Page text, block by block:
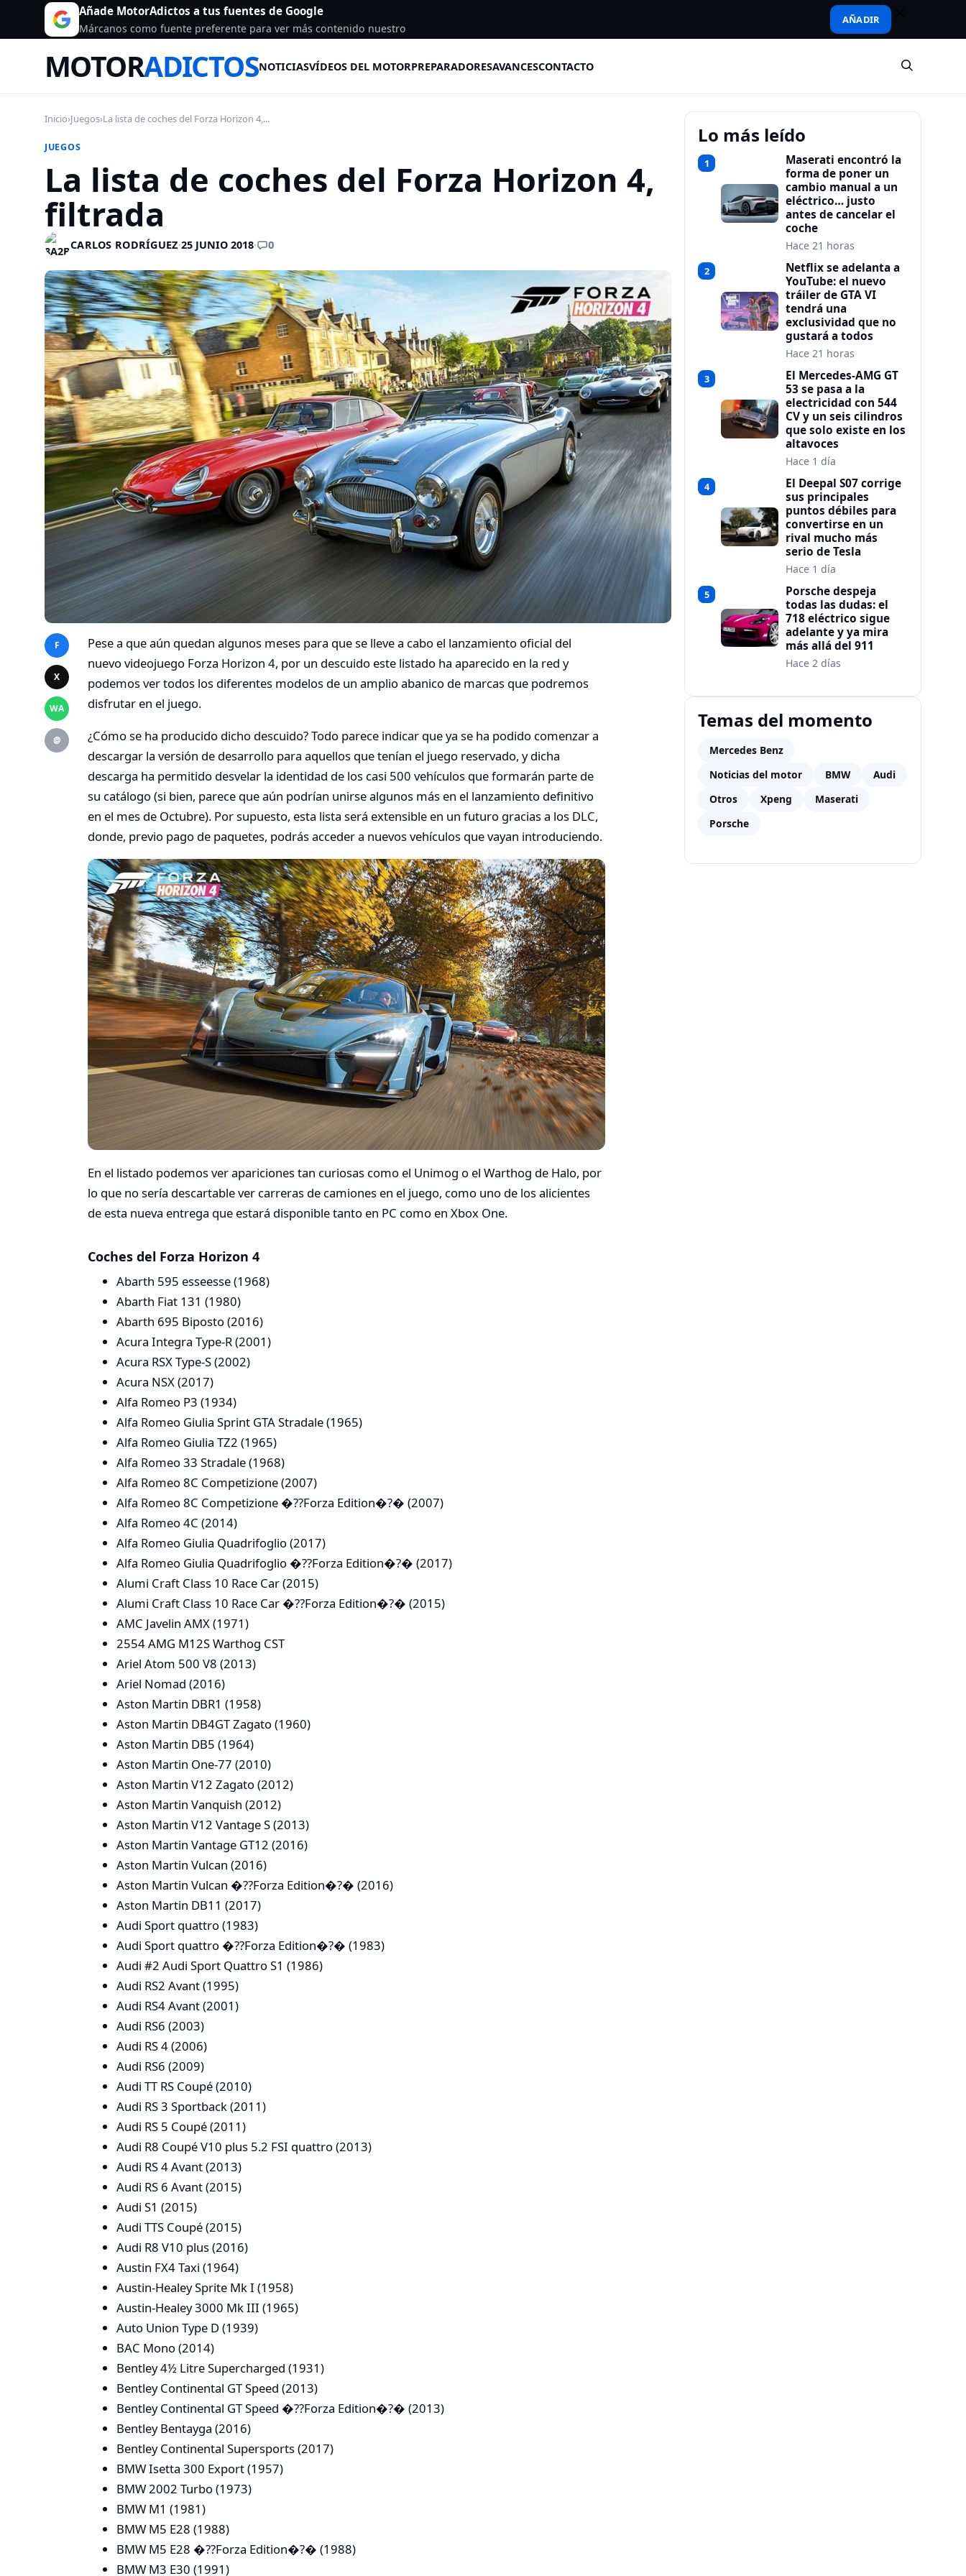
Añade MotorAdictos a tus fuentes de Google
Márcanos como fuente preferente para ver más contenido nuestro
AÑADIR
MOTORADICTOSNOTICIASVÍDEOS DEL MOTORPREPARADORESAVANCESCONTACTO
Inicio›Juegos›La lista de coches del Forza Horizon 4,...
JUEGOS
La lista de coches del Forza Horizon 4,
filtrada
CARLOS RODRÍGUEZ·25 JUNIO 2018· 0
F
X
WA
@
Pese a que aún quedan algunos meses para que se lleve a cabo el lanzamiento oficial del
nuevo videojuego Forza Horizon 4, por un descuido este listado ha aparecido en la red y
podemos ver todos los diferentes modelos de un amplio abanico de marcas que podremos
disfrutar en el juego.
¿Cómo se ha producido dicho descuido? Todo parece indicar que ya se ha podido comenzar a
descargar la versión de desarrollo para aquellos que tenían el juego reservado, y dicha
descarga ha permitido desvelar la identidad de los casi 500 vehículos que formarán parte de
su catálogo (si bien, parece que aún podrían unirse algunos más en el lanzamiento definitivo
en el mes de Octubre). Por supuesto, esta lista será extensible en un futuro gracias a los DLC,
donde, previo pago de paquetes, podrás acceder a nuevos vehículos que vayan introduciendo.
En el listado podemos ver apariciones tan curiosas como el Unimog o el Warthog de Halo, por
lo que no sería descartable ver carreras de camiones en el juego, como uno de los alicientes
de esta nueva entrega que estará disponible tanto en PC como en Xbox One.
Coches del Forza Horizon 4
Abarth 595 esseesse (1968)
Abarth Fiat 131 (1980)
Abarth 695 Biposto (2016)
Acura Integra Type-R (2001)
Acura RSX Type-S (2002)
Acura NSX (2017)
Alfa Romeo P3 (1934)
Alfa Romeo Giulia Sprint GTA Stradale (1965)
Alfa Romeo Giulia TZ2 (1965)
Alfa Romeo 33 Stradale (1968)
Alfa Romeo 8C Competizione (2007)
Alfa Romeo 8C Competizione �??Forza Edition�?� (2007)
Alfa Romeo 4C (2014)
Alfa Romeo Giulia Quadrifoglio (2017)
Alfa Romeo Giulia Quadrifoglio �??Forza Edition�?� (2017)
Alumi Craft Class 10 Race Car (2015)
Alumi Craft Class 10 Race Car �??Forza Edition�?� (2015)
AMC Javelin AMX (1971)
2554 AMG M12S Warthog CST
Ariel Atom 500 V8 (2013)
Ariel Nomad (2016)
Aston Martin DBR1 (1958)
Aston Martin DB4GT Zagato (1960)
Aston Martin DB5 (1964)
Aston Martin One-77 (2010)
Aston Martin V12 Zagato (2012)
Aston Martin Vanquish (2012)
Aston Martin V12 Vantage S (2013)
Aston Martin Vantage GT12 (2016)
Aston Martin Vulcan (2016)
Aston Martin Vulcan �??Forza Edition�?� (2016)
Aston Martin DB11 (2017)
Audi Sport quattro (1983)
Audi Sport quattro �??Forza Edition�?� (1983)
Audi #2 Audi Sport Quattro S1 (1986)
Audi RS2 Avant (1995)
Audi RS4 Avant (2001)
Audi RS6 (2003)
Audi RS 4 (2006)
Audi RS6 (2009)
Audi TT RS Coupé (2010)
Audi RS 3 Sportback (2011)
Audi RS 5 Coupé (2011)
Audi R8 Coupé V10 plus 5.2 FSI quattro (2013)
Audi RS 4 Avant (2013)
Audi RS 6 Avant (2015)
Audi S1 (2015)
Audi TTS Coupé (2015)
Audi R8 V10 plus (2016)
Austin FX4 Taxi (1964)
Austin-Healey Sprite Mk I (1958)
Austin-Healey 3000 Mk III (1965)
Auto Union Type D (1939)
BAC Mono (2014)
Bentley 4½ Litre Supercharged (1931)
Bentley Continental GT Speed (2013)
Bentley Continental GT Speed �??Forza Edition�?� (2013)
Bentley Bentayga (2016)
Bentley Continental Supersports (2017)
BMW Isetta 300 Export (1957)
BMW 2002 Turbo (1973)
BMW M1 (1981)
BMW M5 E28 (1988)
BMW M5 E28 �??Forza Edition�?� (1988)
BMW M3 E30 (1991)
Lo más leído
1
Maserati encontró la
forma de poner un
cambio manual a un
eléctrico… justo
antes de cancelar el
coche
Hace 21 horas
2
Netflix se adelanta a
YouTube: el nuevo
tráiler de GTA VI
tendrá una
exclusividad que no
gustará a todos
Hace 21 horas
3
El Mercedes-AMG GT
53 se pasa a la
electricidad con 544
CV y un seis cilindros
que solo existe en los
altavoces
Hace 1 día
4
El Deepal S07 corrige
sus principales
puntos débiles para
convertirse en un
rival mucho más
serio de Tesla
Hace 1 día
5
Porsche despeja
todas las dudas: el
718 eléctrico sigue
adelante y ya mira
más allá del 911
Hace 2 días
Temas del momento
Mercedes Benz
Noticias del motor
BMW
Audi
Otros
Xpeng
Maserati
Porsche